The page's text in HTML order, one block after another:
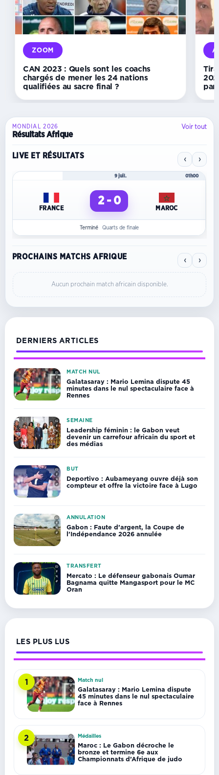
de
Derrick
Assoumou
connu
août
ZOOM
CAN 2023 : Quels sont les coachs
chargés de mener les 24 nations
qualifiées au sacre final ?
par
MONDIAL 2026
Résultats Afrique
Voir tout
LIVE ET RÉSULTATS ‹ ›
9 juil. 01h00
FRANCE
2 - 0
MAROC
Terminé Quarts de finale
PROCHAINS MATCHS AFRIQUE ‹ ›
Aucun prochain match africain disponible.
DERNIERS ARTICLES
MATCH NUL
Galatasaray : Mario Lemina dispute 45
minutes dans le nul spectaculaire face à
Rennes
SEMAINE
Leadership féminin : le Gabon veut
devenir un carrefour africain du sport et
des médias
BUT
Deportivo : Aubameyang ouvre déjà son
compteur et offre la victoire face à Lugo
ANNULATION
Gabon : Faute d’argent, la Coupe de
l’Indépendance 2026 annulée
TRANSFERT
Mercato : Le défenseur gabonais Oumar
Bagnama quitte Mangasport pour le MC
Oran
LES PLUS LUS
1 Match nul
Galatasaray : Mario Lemina dispute
45 minutes dans le nul spectaculaire
face à Rennes
2 Médailles
Maroc : Le Gabon décroche le
bronze et termine 6e aux
Championnats d’Afrique de judo